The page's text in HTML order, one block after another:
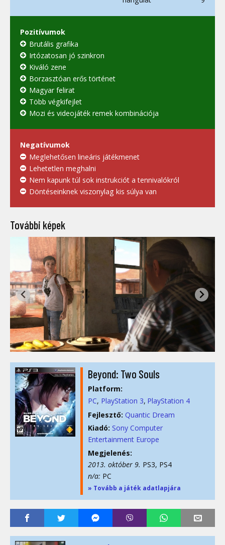
Pozitívumok
Brutális grafika
Irtózatosan jó szinkron
Kiváló zene
Borzasztóan erős történet
Magyar felirat
Több végkifejlet
Mozi és videojáték remek kombinációja
Negatívumok
Meglehetősen lineáris játékmenet
Lehetetlen meghalni
Nem kapunk túl sok instrukciót a tennivalókról
Döntéseinknek viszonylag kis súlya van
További képek
Beyond: Two Souls
Platform:
PC PlayStation 3 PlayStation 4
Fejlesztő: Quantic Dream
Kiadó: Sony Computer
Entertainment Europe
Megjelenés:
2013. október 9. PS3, PS4
n/a: PC
» Tovább a játék adatlapjára